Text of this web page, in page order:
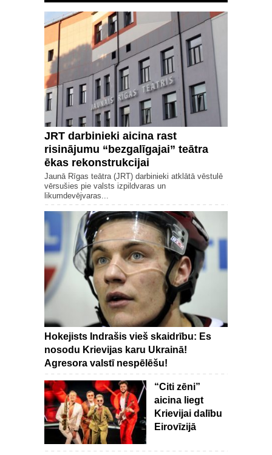
JRT darbinieki aicina rast
risinājumu “bezgalīgajai” teātra
ēkas rekonstrukcijai
Jaunā Rīgas teātra (JRT) darbinieki atklātā vēstulē
vērsušies pie valsts izpildvaras un
likumdevējvaras...
Hokejists Indrašis vieš skaidrību: Es
nosodu Krievijas karu Ukrainā!
Agresora valstī nespēlēšu!
“Citi zēni”
aicina liegt
Krievijai dalību
Eirovīzijā